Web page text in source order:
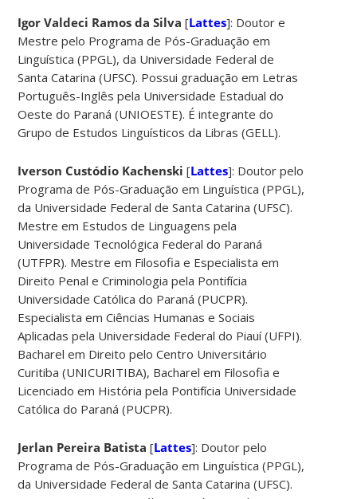
Igor Valdeci Ramos da Silva[Lattes]: Doutor e
Mestre pelo Programa de Pós-Graduação em
Linguística (PPGL), da Universidade Federal de
Santa Catarina (UFSC). Possui graduação em Letras
Português-Inglês pela Universidade Estadual do
Oeste do Paraná (UNIOESTE). É integrante do
Grupo de Estudos Linguísticos da Libras (GELL).
Iverson Custódio Kachenski[Lattes]: Doutor pelo
Programa de Pós-Graduação em Linguística (PPGL),
da Universidade Federal de Santa Catarina (UFSC).
Mestre em Estudos de Linguagens pela
Universidade Tecnológica Federal do Paraná
(UTFPR). Mestre em Filosofia e Especialista em
Direito Penal e Criminologia pela Pontifícia
Universidade Católica do Paraná (PUCPR).
Especialista em Ciências Humanas e Sociais
Aplicadas pela Universidade Federal do Piauí (UFPI).
Bacharel em Direito pelo Centro Universitário
Curitiba (UNICURITIBA), Bacharel em Filosofia e
Licenciado em História pela Pontifícia Universidade
Católica do Paraná (PUCPR).
Jerlan Pereira Batista[Lattes]: Doutor pelo
Programa de Pós-Graduação em Linguística (PPGL),
da Universidade Federal de Santa Catarina (UFSC).